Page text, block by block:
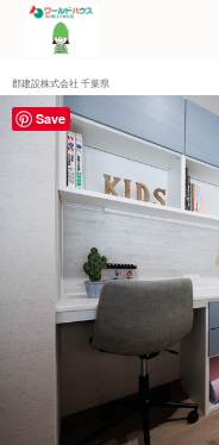
郡建設株式会社 千葉県
Save